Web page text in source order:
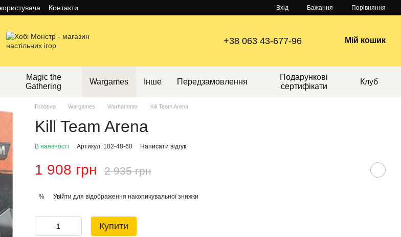
Контакти Вхід Бажання Порівняння
+38 063 43-677-96 Мій кошик
Magic the
Gathering
Wargames Інше Передзамовлення
Подарункові
сертифікати
Клуб
Головна Wargames Warhammer Kill Team Arena
Kill Team Arena
В наявності Артикул: 102-48-60 Написати відгук
1 908 грн 2 935 грн
% Увійти для відображення накопичувальної знижки
Купити